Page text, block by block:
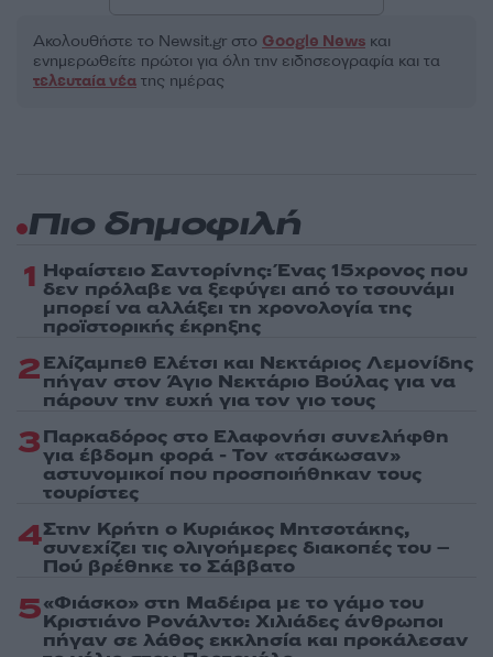
Ακολουθήστε το Νewsit.gr στο Google News και
ενημερωθείτε πρώτοι για όλη την ειδησεογραφία και τα
τελευταία νέα της ημέρας
Πιο δημοφιλή
1 Ηφαίστειο Σαντορίνης: Ένας 15χρονος που
δεν πρόλαβε να ξεφύγει από το τσουνάμι
μπορεί να αλλάξει τη χρονολογία της
προϊστορικής έκρηξης
2Ελίζαμπεθ Ελέτσι και Νεκτάριος Λεμονίδης
πήγαν στον Άγιο Νεκτάριο Βούλας για να
πάρουν την ευχή για τον γιο τους
3Παρκαδόρος στο Ελαφονήσι συνελήφθη
για έβδομη φορά - Τον «τσάκωσαν»
αστυνομικοί που προσποιήθηκαν τους
τουρίστες
4Στην Κρήτη ο Κυριάκος Μητσοτάκης,
συνεχίζει τις ολιγοήμερες διακοπές του –
Πού βρέθηκε το Σάββατο
5«Φιάσκο» στη Μαδέιρα με το γάμο του
Κριστιάνο Ρονάλντο: Χιλιάδες άνθρωποι
πήγαν σε λάθος εκκλησία και προκάλεσαν